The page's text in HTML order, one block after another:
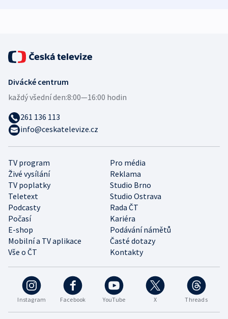
Instagram Facebook YouTube X Threads
TV program
Pro média
Živé vysílání
Reklama
TV poplatky
Studio Brno
Teletext
Studio Ostrava
Podcasty
Rada ČT
Počasí
Kariéra
E-shop
Podávání námětů
Mobilní a TV aplikace
Časté dotazy
Vše o ČT
Kontakty
Divácké centrum
každý všední den:8:00—16:00 hodin
261 136 113
info@ceskatelevize.cz